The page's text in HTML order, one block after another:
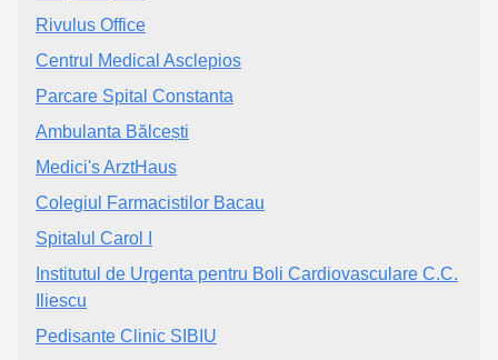
Rivulus Office
Centrul Medical Asclepios
Parcare Spital Constanta
Ambulanta Bălcești
Medici's ArztHaus
Colegiul Farmacistilor Bacau
Spitalul Carol I
Institutul de Urgenta pentru Boli Cardiovasculare C.C.
Iliescu
Pedisante Clinic SIBIU